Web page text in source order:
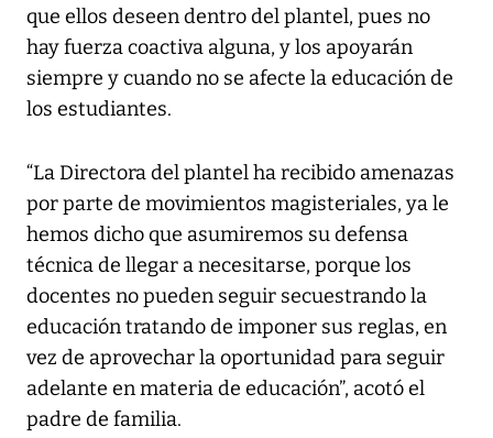
que ellos deseen dentro del plantel, pues no
hay fuerza coactiva alguna, y los apoyarán
siempre y cuando no se afecte la educación de
los estudiantes.
“La Directora del plantel ha recibido amenazas
por parte de movimientos magisteriales, ya le
hemos dicho que asumiremos su defensa
técnica de llegar a necesitarse, porque los
docentes no pueden seguir secuestrando la
educación tratando de imponer sus reglas, en
vez de aprovechar la oportunidad para seguir
adelante en materia de educación”, acotó el
padre de familia.